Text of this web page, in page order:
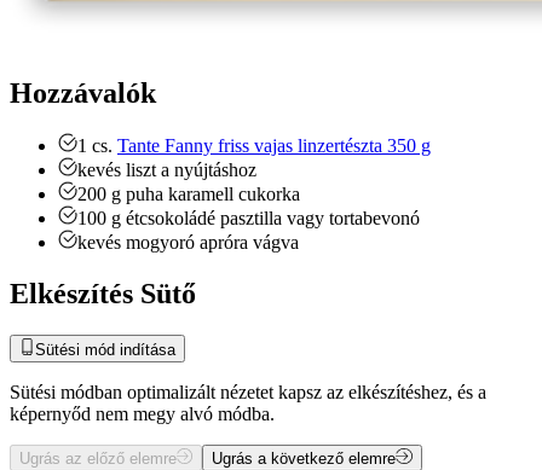
Hozzávalók
1 cs. Tante Fanny friss vajas linzertészta 350 g
kevés liszt a nyújtáshoz
200 g puha karamell cukorka
100 g étcsokoládé pasztilla vagy tortabevonó
kevés mogyoró apróra vágva
Elkészítés Sütő
Sütési mód indítása
Sütési módban optimalizált nézetet kapsz az elkészítéshez, és a
képernyőd nem megy alvó módba.
Ugrás az előző elemre Ugrás a következő elemre